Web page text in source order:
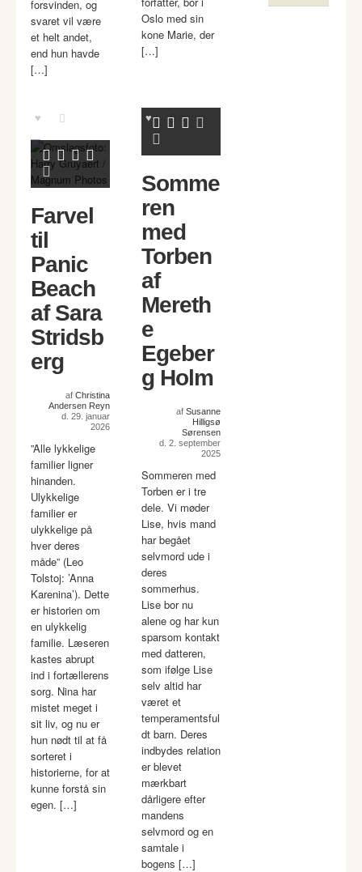
forsvinden, og
svaret vil være
et helt andet,
end hun havde
[…]
Oslo med sin
kone Marie, der
[…]
Farvel
til
Panic
Beach
af Sara
Stridsb
erg
af Christina
Andersen Reyn
d. 29. januar
2026
”Alle lykkelige
familier ligner
hinanden.
Ulykkelige
familier er
ulykkelige på
hver deres
måde” (Leo
Tolstoj: ’Anna
Karenina’). Dette
er historien om
en ulykkelig
familie. Læseren
kastes abrupt
ind i fortællerens
sorg. Nina har
mistet meget i
sit liv, og nu er
hun nødt til at få
sorteret i
historierne, for at
kunne forstå sin
egen. […]
Somme
ren
med
Torben
af
Mereth
e
Egeber
g Holm
af Susanne
Hilligsø
Sørensen
d. 2. september
2025
Sommeren med
Torben er i tre
dele. Vi møder
Lise, hvis mand
har begået
selvmord ude i
deres
sommerhus.
Lise bor nu
alene og har kun
sparsom kontakt
med datteren,
som ifølge Lise
selv altid har
været et
temperamentsful
dt barn. Deres
indbydes relation
er blevet
mærkbart
dårligere efter
mandens
selvmord og en
samtale i
bogens […]